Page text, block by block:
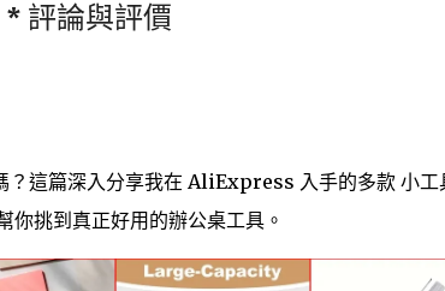
評論與評價
？這篇深入分享我在 AliExpress 入手的多款 小工
你挑到真正好用的辦公桌工具。